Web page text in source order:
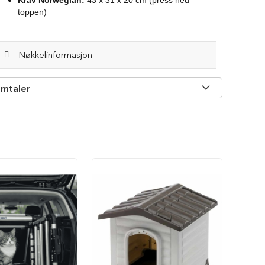
toppen)
Nøkkelinformasjon